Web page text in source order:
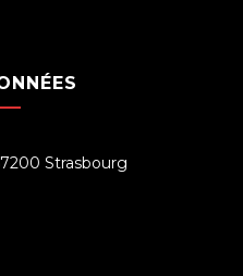
Strasbourg